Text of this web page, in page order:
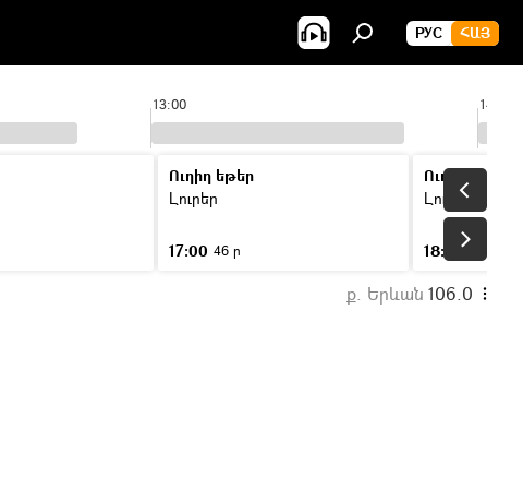
РУС ՀԱՅ
13:00 14:00
Ուղիղ եթեր
Լուրեր
17:00 46 ր
Ուղիղ եթեր
Լուրեր
18:00
ք. Երևան 106.0